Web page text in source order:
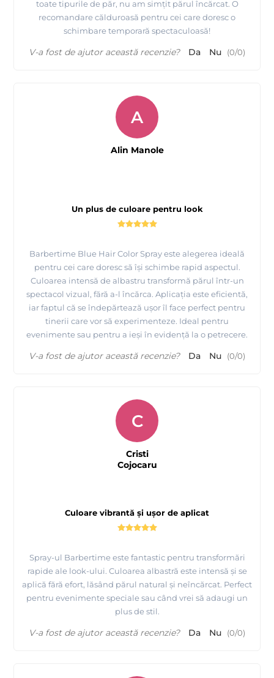
toate tipurile de păr, nu am simțit părul încărcat. O
recomandare călduroasă pentru cei care doresc o
schimbare temporară spectaculoasă!
V-a fost de ajutor această recenzie? Da Nu (0/0)
Un plus de culoare pentru look
Barbertime Blue Hair Color Spray este alegerea ideală
pentru cei care doresc să își schimbe rapid aspectul.
Culoarea intensă de albastru transformă părul într-un
spectacol vizual, fără a-l încărca. Aplicația este eficientă,
iar faptul că se îndepărtează ușor îl face perfect pentru
tinerii care vor să experimenteze. Ideal pentru
evenimente sau pentru a ieși în evidență la o petrecere.
A
Alin Manole
V-a fost de ajutor această recenzie? Da Nu (0/0)
Culoare vibrantă și ușor de aplicat
Spray-ul Barbertime este fantastic pentru transformări
rapide ale look-ului. Culoarea albastră este intensă și se
aplică fără efort, lăsând părul natural și neîncărcat. Perfect
pentru evenimente speciale sau când vrei să adaugi un
plus de stil.
C
Cristi
Cojocaru
V-a fost de ajutor această recenzie? Da Nu (0/0)